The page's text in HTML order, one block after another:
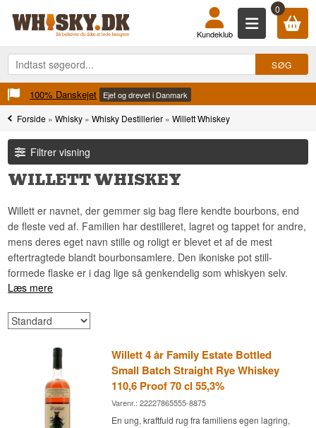
0
Kundeklub
100% Danskejet Ejet og drevet i Danmark
Forside »Whisky »Whisky Destillerier »Willett Whiskey
Filtrer visning
WILLETT WHISKEY
Willett er navnet, der gemmer sig bag flere kendte bourbons, end
de fleste ved af. Familien har destilleret, lagret og tappet for andre,
mens deres eget navn stille og roligt er blevet et af de mest
eftertragtede blandt bourbonsamlere. Den ikoniske pot still-
formede flaske er i dag lige så genkendelig som whiskyen selv.
Læs mere
Willett 4 år Family Estate Bottled
Small Batch Straight Rye Whiskey
110,6 Proof 70 cl 55,3%
Varenr.: 22227865555-8875
En ung, kraftfuld rug fra familiens egen lagring,